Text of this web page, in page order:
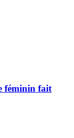
féminin fait